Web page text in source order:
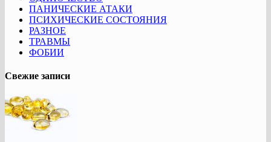
ПАНИЧЕСКИЕ АТАКИ
ПСИХИЧЕСКИЕ СОСТОЯНИЯ
РАЗНОЕ
ТРАВМЫ
ФОБИИ
Свежие записи